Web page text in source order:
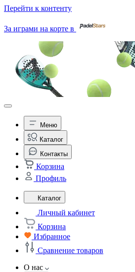
Перейти к контенту
За играми на корте в
Меню
Каталог
Контакты
Корзина
Профиль
Каталог
Личный кабинет
Корзина
Избранное
Сравнение товаров
О нас